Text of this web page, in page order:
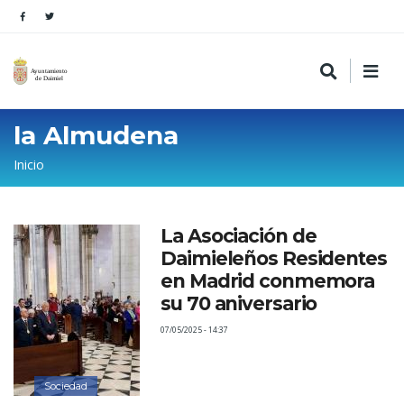
la Almudena
Sobrescribir
enlaces
de
ayuda
a
la
navegación
Inicio
Sociedad
La Asociación de
Daimieleños Residentes
en Madrid conmemora
su 70 aniversario
07/05/2025 - 14:37